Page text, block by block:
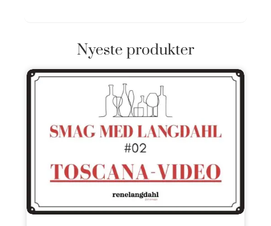
Nyeste produkter